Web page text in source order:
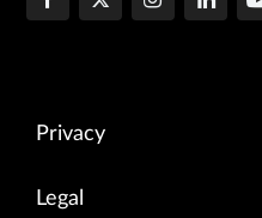
Privacy
Legal